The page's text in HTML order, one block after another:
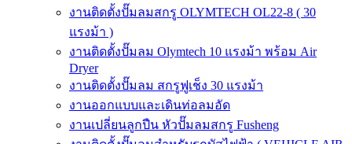
งานติดตั้งปั๊มลมสกรู OLYMTECH OL22-8 ( 30
แรงม้า )
งานติดตั้งปั๊มลม Olymtech 10 แรงม้า พร้อม Air
Dryer
งานติดตั้งปั๊มลม สกรูฟูเช็ง 30 แรงม้า
งานออกแบบและเดินท่อลมอัด
งานเปลี่ยนลูกปืน หัวปั๊มลมสกรู Fusheng